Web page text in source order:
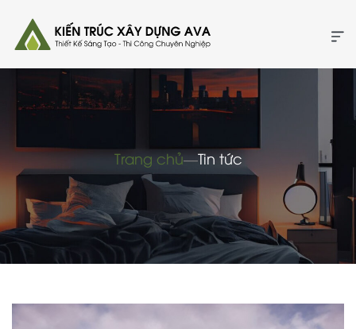
Trang chủ―Tin tức